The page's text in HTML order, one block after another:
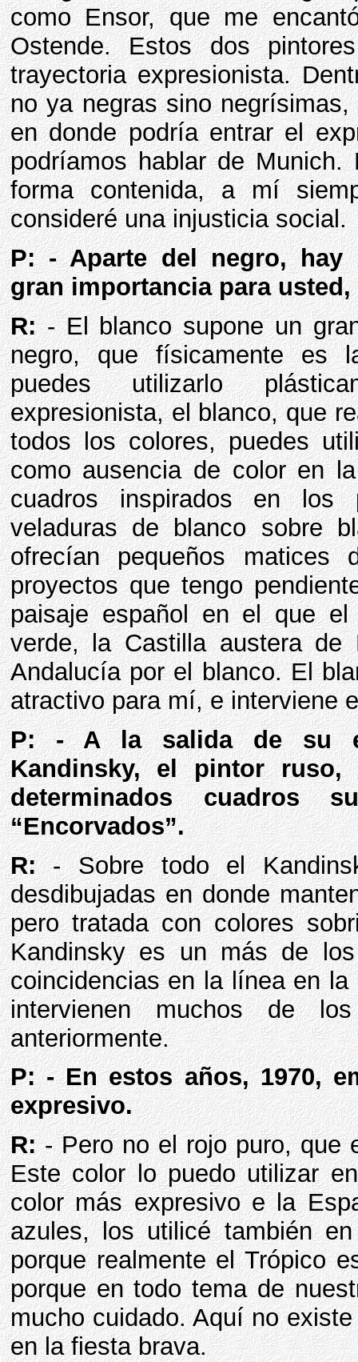
como Ensor, que me
Ostende. Estos dos
trayectoria expresionista.
no ya negras sino
en donde podría entrar el
podríamos hablar de
forma contenida, a mí
consideré una injusticia social.
P: - Aparte del negro,
gran importancia para
R:- El blanco supone un
negro, que físicamente es
puedes utilizarlo
expresionista, el blanco, que
todos los colores, puedes
como ausencia de color en
cuadros inspirados en los
veladuras de blanco sobre
ofrecían pequeños matices
proyectos que tengo
paisaje español en el que
verde, la Castilla austera
Andalucía por el blanco. El
atractivo para mí, e interviene
P: - A la salida de su
Kandinsky, el pintor ruso,
determinados
“Encorvados”.
R:- Sobre todo el
desdibujadas en donde
pero tratada con colores
Kandinsky es un más de
coincidencias en la línea en
intervienen muchos de
anteriormente.
P: - En estos años, 1970,
expresivo.
R:- Pero no el rojo puro, que
Este color lo puedo utilizar
color más expresivo e la
azules, los utilicé también
porque realmente el Trópico
porque en todo tema de
mucho cuidado. Aquí no
en la fiesta brava.